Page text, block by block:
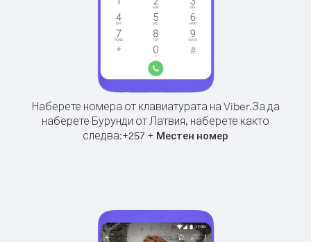
Наберете номера от клавиатурата на Viber.За да
наберете Бурунди от Латвия, наберете както
следва:+257 + Местен номер